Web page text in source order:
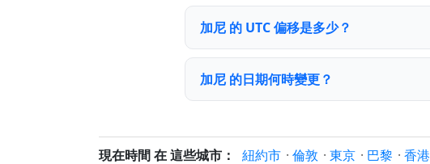
加尼 的 UTC 偏移是多少？
加尼 的日期何時變更？
現在時間 在 這些城市： 紐約市 · 倫敦 · 東京 · 巴黎 · 香港